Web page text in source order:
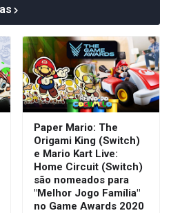
Paper Mario: The
Origami King (Switch)
e Mario Kart Live:
Home Circuit (Switch)
são nomeados para
"Melhor Jogo Família"
no Game Awards 2020